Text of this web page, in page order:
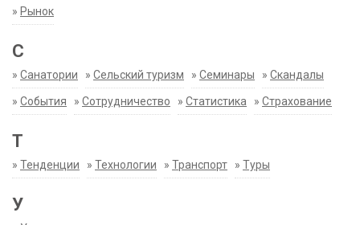
» Рынок
С
» Санатории » Сельский туризм » Семинары » Скандалы
» События » Сотрудничество » Статистика » Страхование
Т
» Тенденции » Технологии » Транспорт » Туры
У